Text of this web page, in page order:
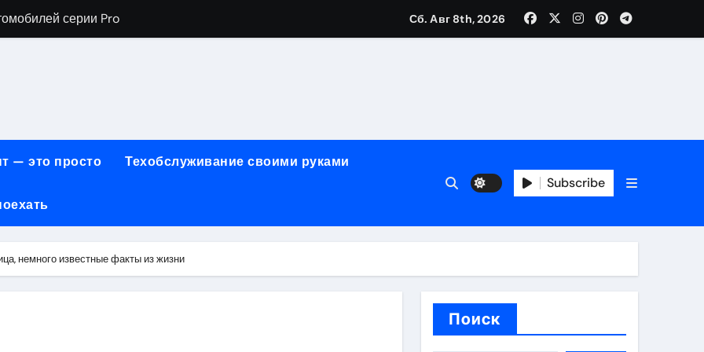
серии Pro
сервиса, наращивания ресниц и депиляции
огнезащиты металла: нанесение при -15°C внутри помещений и под навесом
по безопасности, производительности и типам доступа
и японских грузовых автомобилей
Сб. Авг 8th, 2026
— это просто Техобслуживание своими руками
Subscribe
немного известные факты из жизни
Поиск